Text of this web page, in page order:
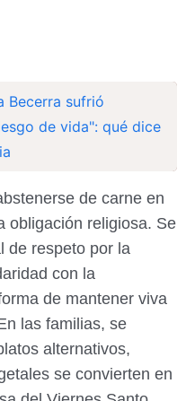
Becerra sufrió
de vida": qué dice
de carne en
obligación religiosa. Se
de respeto por la
con la
de mantener viva
las familias, se
alternativos,
se convierten en